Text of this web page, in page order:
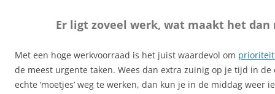
Er ligt zoveel werk, wat maakt het dan
Met een hoge werkvoorraad is het juist waardevol om
de meest urgente taken. Wees dan extra zuinig op je tijd in de
echte ‘moetjes’ weg te werken, dan kun je in de middag weer